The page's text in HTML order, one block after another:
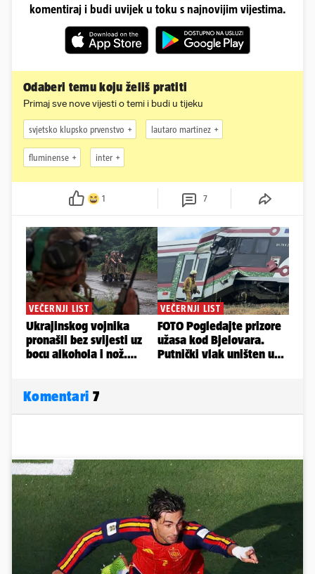
komentiraj i budi uvijek u toku s najnovijim vijestima.
Odaberi temu koju želiš pratiti
Primaj sve nove vijesti o temi i budi u tijeku
svjetsko klupsko prvenstvo lautaro martinez
fluminense inter
1 7
Komentari 7